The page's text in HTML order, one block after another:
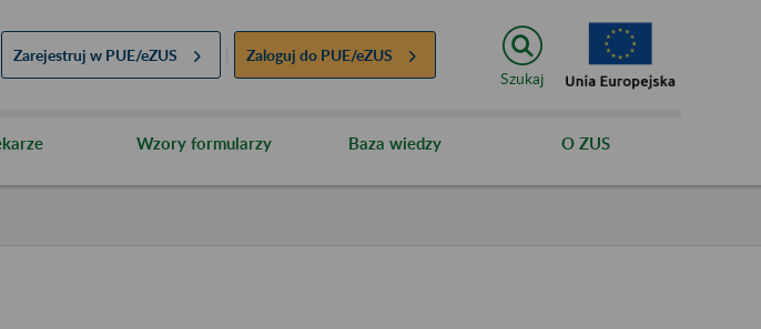
Zarejestruj w PUE/eZUS Zaloguj do PUE/eZUS
Szukaj
Wzory formularzy Baza wiedzy O ZUS